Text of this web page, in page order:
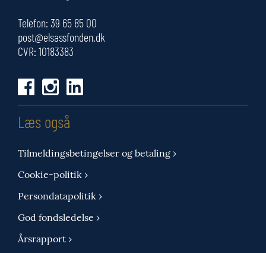
Telefon: 39 65 85 00
post@elsassfonden.dk
CVR: 10183383
Læs også
Tilmeldingsbetingelser og betaling ›
Cookie-politik ›
Persondatapolitik ›
God fondsledelse ›
Årsrapport ›